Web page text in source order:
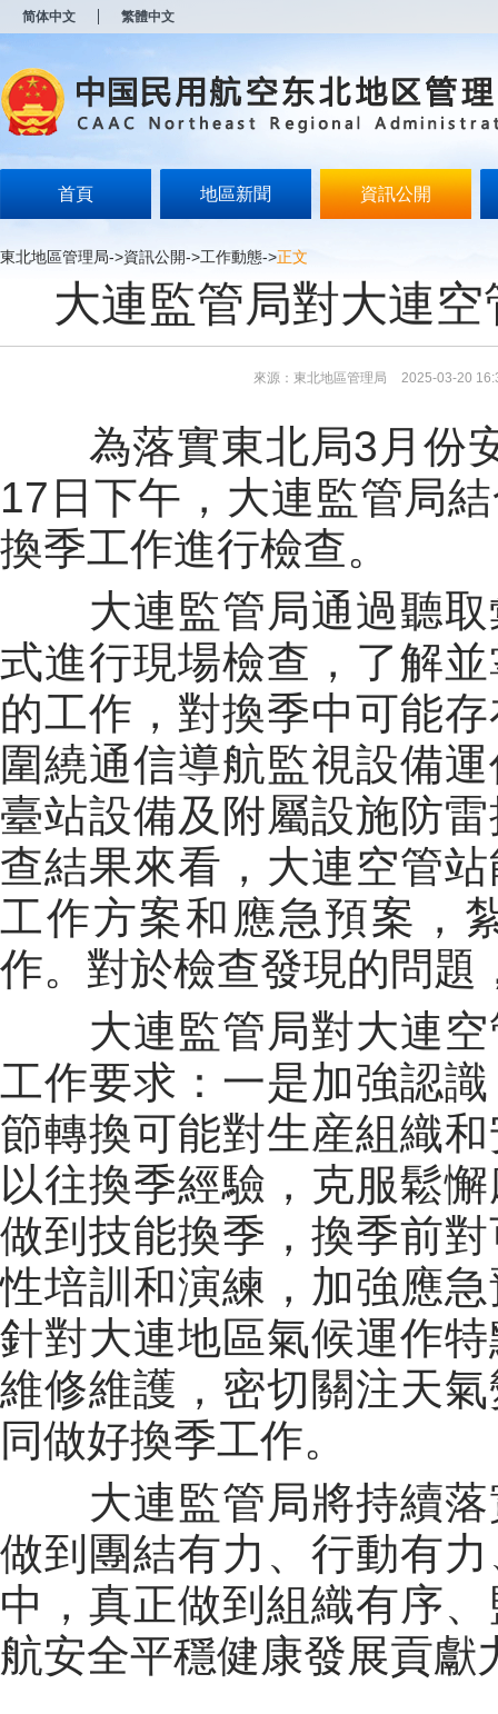
简体中文 繁體中文
首頁 地區新聞 資訊公開
東北地區管理局->資訊公開->工作動態->正文
大連監管局對大連
來源：東北地區管理局 2025-03-20
為落實東北局3月份安
17日下午，大連監管局
換季工作進行檢查。
大連監管局通過聽取
式進行現場檢查，了解
的工作，對換季中可能
圍繞通信導航監視設備
臺站設備及附屬設施防
查結果來看，大連空管
工作方案和應急預案，
作。對於檢查發現的問題
大連監管局對大連空
工作要求：一是加強認
節轉換可能對生産組織
以往換季經驗，克服鬆
做到技能換季，換季前
性培訓和演練，加強應
針對大連地區氣候運作
維修維護，密切關注天
同做好換季工作。
大連監管局將持續落
做到團結有力、行動有
中，真正做到組織有序
航安全平穩健康發展貢獻
开
无
障
说
按
Alt
键